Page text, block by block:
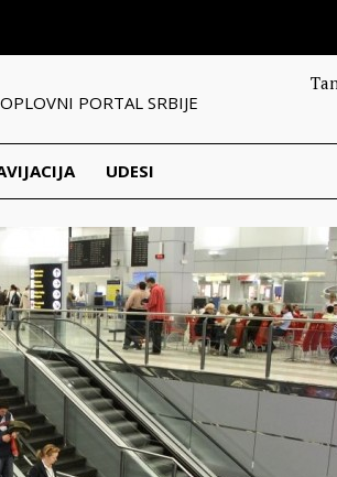
PORTAL SRBIJE
UDESI